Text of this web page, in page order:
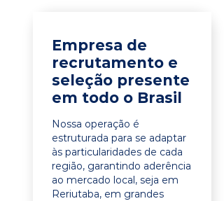
Empresa de
recrutamento e
seleção presente
em todo o Brasil
Nossa operação é
estruturada para se adaptar
às particularidades de cada
região, garantindo aderência
ao mercado local, seja em
Reriutaba, em grandes